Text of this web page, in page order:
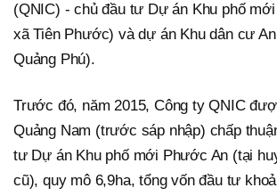
(QNIC) - chủ đầu tư Dự án Khu phố
xã Tiên Phước) và dự án Khu dân cư
Quảng Phú).
Trước đó, năm 2015, Công ty QNIC
Quảng Nam (trước sáp nhập) chấp
tư Dự án Khu phố mới Phước An (tại
cũ), quy mô 6,9ha, tổng vốn đầu tư